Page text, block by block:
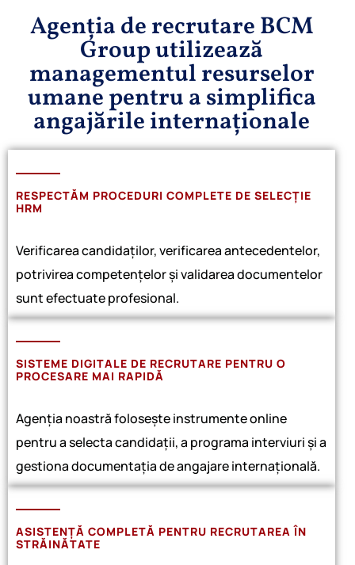
Agenția de recrutare BCM
Group utilizează
managementul resurselor
umane pentru a simplifica
angajările internaționale
RESPECTĂM PROCEDURI COMPLETE DE SELECȚIE
HRM
Verificarea candidaților, verificarea antecedentelor,
potrivirea competențelor și validarea documentelor
sunt efectuate profesional.
SISTEME DIGITALE DE RECRUTARE PENTRU O
PROCESARE MAI RAPIDĂ
Agenția noastră folosește instrumente online
pentru a selecta candidații, a programa interviuri și a
gestiona documentația de angajare internațională.
ASISTENȚĂ COMPLETĂ PENTRU RECRUTAREA ÎN
STRĂINĂTATE